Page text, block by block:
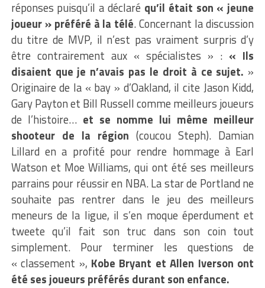
réponses puisqu’il a déclaré qu’il était son « jeune
joueur » préféré à la télé. Concernant la discussion
du titre de MVP, il n’est pas vraiment surpris d’y
être contrairement aux « spécialistes » : « Ils
disaient que je n’avais pas le droit à ce sujet. »
Originaire de la « bay » d’Oakland, il cite Jason Kidd,
Gary Payton et Bill Russell comme meilleurs joueurs
de l’histoire… et se nomme lui même meilleur
shooteur de la région (coucou Steph). Damian
Lillard en a profité pour rendre hommage à Earl
Watson et Moe Williams, qui ont été ses meilleurs
parrains pour réussir en NBA. La star de Portland ne
souhaite pas rentrer dans le jeu des meilleurs
meneurs de la ligue, il s’en moque éperdument et
tweete qu’il fait son truc dans son coin tout
simplement. Pour terminer les questions de
« classement », Kobe Bryant et Allen Iverson ont
été ses joueurs préférés durant son enfance.